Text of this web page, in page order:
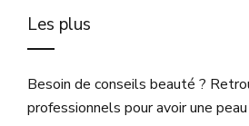
Les plus
Besoin de conseils beauté ?
professionnels pour avoir une